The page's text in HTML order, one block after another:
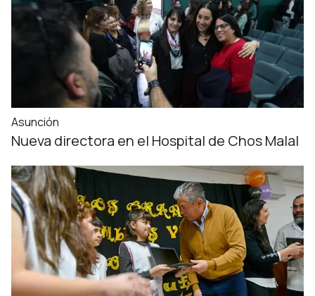
Asunción
Nueva directora en el Hospital de Chos Malal